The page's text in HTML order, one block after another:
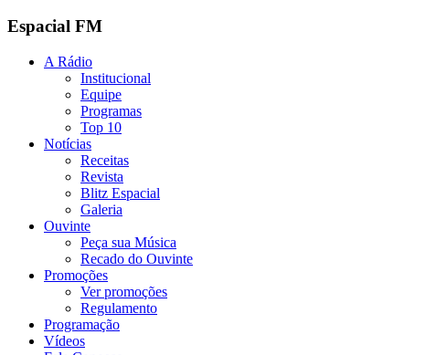
Espacial FM
A Rádio
Institucional
Equipe
Programas
Top 10
Notícias
Receitas
Revista
Blitz Espacial
Galeria
Ouvinte
Peça sua Música
Recado do Ouvinte
Promoções
Ver promoções
Regulamento
Programação
Vídeos